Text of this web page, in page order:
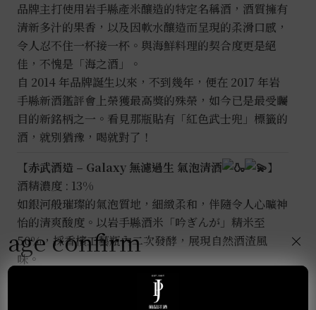
品牌主打使用岩手縣產米釀造的特定名稱酒，酒質擁有
清新多汁的果香，以及因軟水釀造而呈現的柔滑口感，
令人忍不住一杯接一杯。與海鮮料理的契合度更是絕
佳，不愧是「海之酒」。
自 2014 年品牌誕生以來，不到幾年，便在 2017 年岩
手縣新酒鑑評會上榮獲最高獎的殊榮，如今已是最受矚
目的新銘柄之一。看見那瓶貼有「紅色武士兜」標籤的
酒，就別猶豫，喝就對了！
【赤武酒造 – Galaxy 無濾過生 氣泡清酒
】
酒精濃度 : 13%
如銀河般璀璨的氣泡質地，細緻柔和，伴隨令人心曠神
怡的清爽酸度。以岩手縣酒米「吟ぎんが」精米至
50%，採香檳工藝瓶內二次發酵，展現自然酒渣風
味。
香氣清新，如夏橙、橘子與淡雅荔枝。入口氣泡輕盈迸
發，帶出爽朗柑橘酸度；米香的柔甜則緩緩綻放，與細
age confirm ×